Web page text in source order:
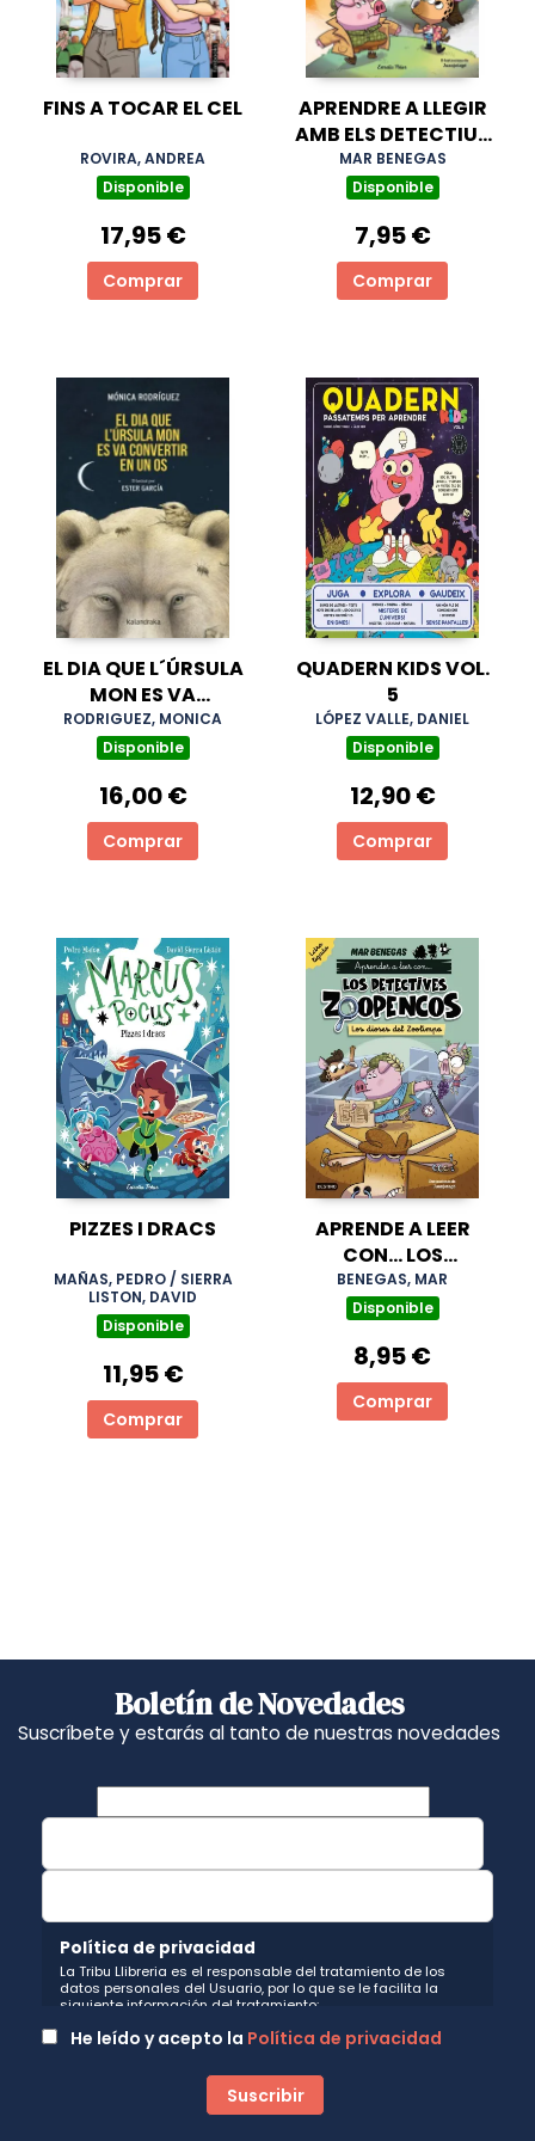
FINS A TOCAR EL CEL
ROVIRA, ANDREA
Disponible
17,95 €
Comprar
APRENDRE A LLEGIR
AMB ELS DETECTIUS
POCA-ZOOLTES 11. EL
ROBATORI DEL LLOP
MAR BENEGAS
Disponible
7,95 €
Comprar
EL DIA QUE L´ÚRSULA
MON ES VA
CONVERTIR EN UN
OS
RODRIGUEZ, MONICA
Disponible
16,00 €
Comprar
QUADERN KIDS VOL.
5
LÓPEZ VALLE, DANIEL
Disponible
12,90 €
Comprar
PIZZES I DRACS
MAÑAS, PEDRO / SIERRA
LISTON, DAVID
Disponible
11,95 €
Comprar
APRENDE A LEER
CON... LOS
DETECTIVES
ZOOPENCOS LETRA
DIOSES DEL ZO
BENEGAS, MAR
Disponible
8,95 €
Comprar
Boletín de Novedades
Suscríbete y estarás al tanto de nuestras novedades
Política de privacidad
La Tribu Llibreria es el responsable del tratamiento de los
datos personales del Usuario, por lo que se le facilita la
siguiente información del tratamiento:
Fin del tratamiento: mantener una relación de envío de
comunicaciones y noticias sobre nuestros servicios y
boletín. Igualmente utilizaremos sus datos de contacto para
enviarle información sobre productos o servicios que puedan
He leído y acepto la Política de privacidad